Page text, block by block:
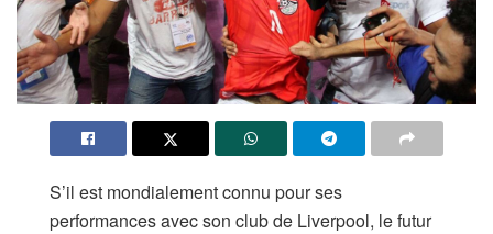
S’il est mondialement connu pour ses
performances avec son club de Liverpool, le futur